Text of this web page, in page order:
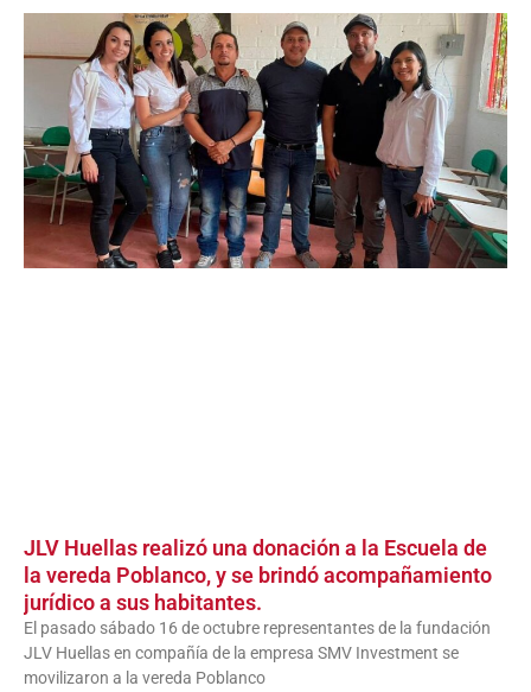
JLV Huellas realizó una donación a la Escuela de
la vereda Poblanco, y se brindó acompañamiento
jurídico a sus habitantes.
El pasado sábado 16 de octubre representantes de la fundación
JLV Huellas en compañía de la empresa SMV Investment se
movilizaron a la vereda Poblanco